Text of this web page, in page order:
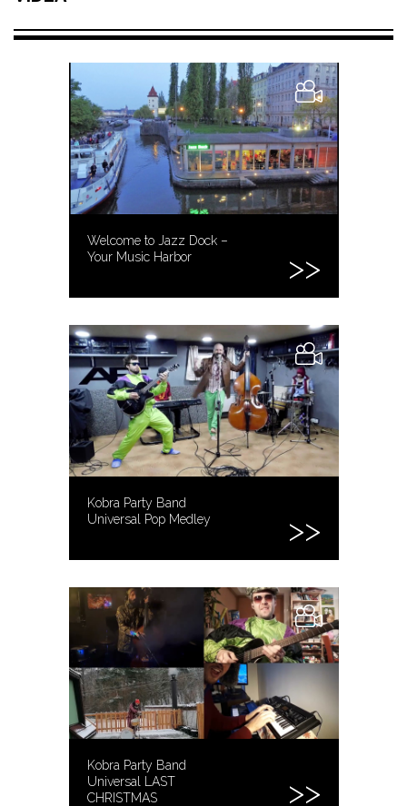
Welcome to Jazz Dock –
Your Music Harbor
Kobra Party Band
Universal Pop Medley
Kobra Party Band
Universal LAST
CHRISTMAS